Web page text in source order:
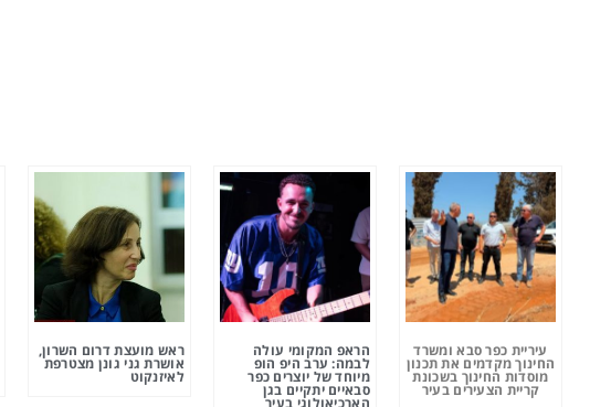
עיריית כפר סבא ומשרד
החינוך מקדמים את תכנון
מוסדות החינוך בשכונת
קריית הצעירים בעיר
הראפ המקומי עולה
לבמה: ערב היפ הופ
מיוחד של יוצרים כפר
סבאיים יתקיים בגן
הארכיאולוגי בעיר
ראש מועצת דרום השרון,
אושרת גני גונן מצטרפת
לאיזנקוט